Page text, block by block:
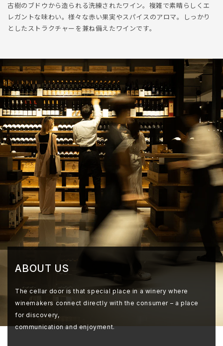
古樹のブドウから造られる洗練されたワイン。複雑で素晴らしくエ
レガントな味わい。様々な赤い果実やスパイスのアロマ。しっかり
としたストラクチャーを兼ね備えたワインです。
ABOUT US
The cellar door is that special place in a winery where
winemakers connect directly with the consumer – a place
for discovery,
communication and enjoyment.